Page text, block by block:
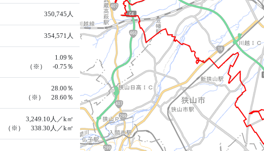
350,745人
354,571人
1.09％
（※） -0.75％
28.00％
（※） 28.60％
3,249.10人／k㎡
（※） 338.30人／k㎡